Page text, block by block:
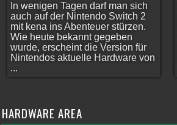
In wenigen Tagen darf man sich
auch auf der Nintendo Switch 2
mit kena ins Abenteuer stürzen.
Wie heute bekannt gegeben
wurde, erscheint die Version für
Nintendos aktuelle Hardware von
...
HARDWARE AREA